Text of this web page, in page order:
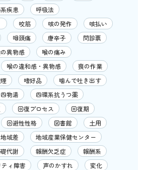
疾患
呼吸法
咬筋 咳の発作
咳払い
咽頭痛 唐辛子
問診票
異物感
喉の痛み
喉の違和感・異物感
喪の作業
嗜好品
噛んで吐き出す
四物湯
四環系抗うつ薬
回復プロセス
回復期
回避性性格 図書館
土用
地域差
地域産業保健センター
代謝 報酬欠乏症
報酬系
ィ障害
声のかすれ
変化